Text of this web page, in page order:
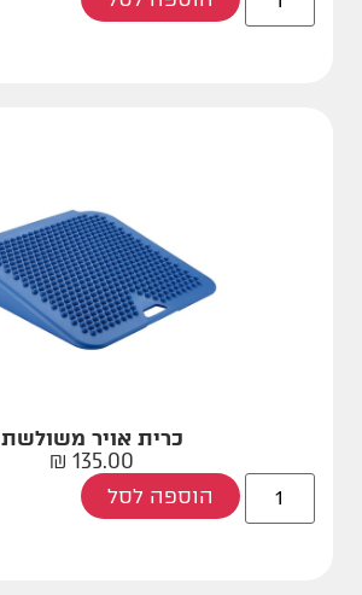
כרית אויר משולשת
135.00
₪
הוספה לסל